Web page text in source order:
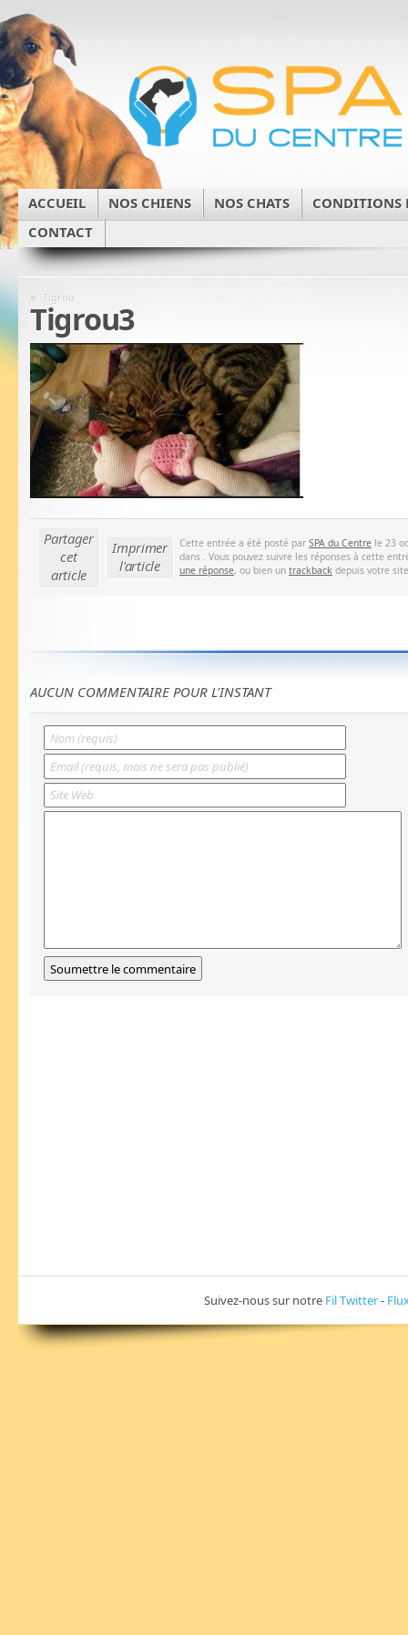
ACCUEIL NOS CHIENS NOS CHATS
CONDITIONS
CONTACT
« Tigrou
Tigrou3
Partager
cet
article
Imprimer
l'article
Cette entrée a été posté par SPA du Centre le 23
dans . Vous pouvez suivre les réponses à cette
une réponse, ou bien un trackback depuis votre
AUCUN COMMENTAIRE POUR L'INSTANT
Suivez-nous sur notre Fil Twitter-